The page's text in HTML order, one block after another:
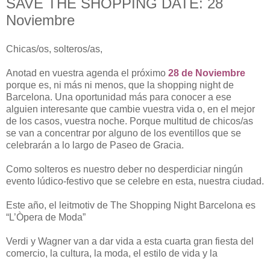
Noviembre
Chicas/os, solteros/as,
Anotad en vuestra agenda el próximo 28 de Noviembre
porque es, ni más ni menos, que la shopping night de
Barcelona. Una oportunidad más para conocer a ese
alguien interesante que cambie vuestra vida o, en el mejor
de los casos, vuestra noche. Porque multitud de chicos/as
se van a concentrar por alguno de los eventillos que se
celebrarán a lo largo de Paseo de Gracia.
Como solteros es nuestro deber no desperdiciar ningún
evento lúdico-festivo que se celebre en esta, nuestra ciudad.
Este año, el leitmotiv de The Shopping Night Barcelona es
“L’Òpera de Moda”
Verdi y Wagner van a dar vida a esta cuarta gran fiesta del
comercio, la cultura, la moda, el estilo de vida y la